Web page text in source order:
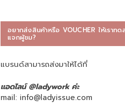
อยากส่งสินค้าหรือ VOUCHER ให้เราทด
แจกผู้ชม?
แบรนด์สามารถส่งมาให้ได้ที่
แอดไลน์ @ladywork ค่ะ
mail: info@ladyissue.com